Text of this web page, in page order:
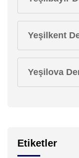
Yeşilkent
Yeşilova
Etiketler